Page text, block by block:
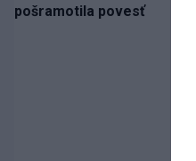
pošramotila povesť